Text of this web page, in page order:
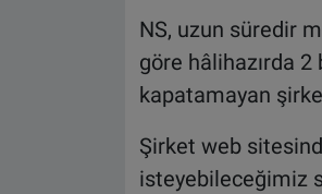
NS, uzun süredir
göre hâlihazırda 2
kapatamayan
Şirket web
isteyebileceğimiz